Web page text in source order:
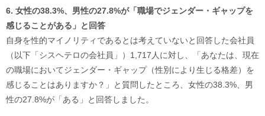
6. 女性の38.3%、男性の27.8%が「職場でジェンダー・ギャップを
感じることがある」と回答
自身を性的マイノリティであるとは考えていないと回答した会社員
（以下「シスヘテロの会社員」）1,717人に対し、「あなたは、現在
の職場においてジェンダー・ギャップ（性別により生じる格差）を
感じることはありますか？」と質問したところ、女性の38.3%、男
性の27.8%が「ある」と回答しました。